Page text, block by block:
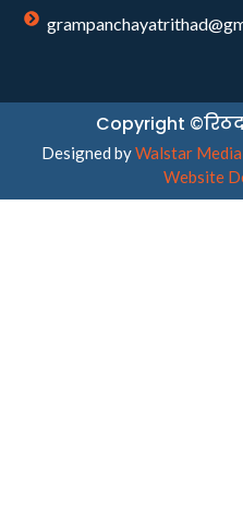
Copyright
Designed byWalstar Media
Website